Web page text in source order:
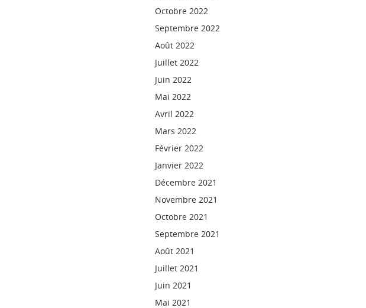
Octobre 2022
Septembre 2022
Août 2022
Juillet 2022
Juin 2022
Mai 2022
Avril 2022
Mars 2022
Février 2022
Janvier 2022
Décembre 2021
Novembre 2021
Octobre 2021
Septembre 2021
Août 2021
Juillet 2021
Juin 2021
Mai 2021